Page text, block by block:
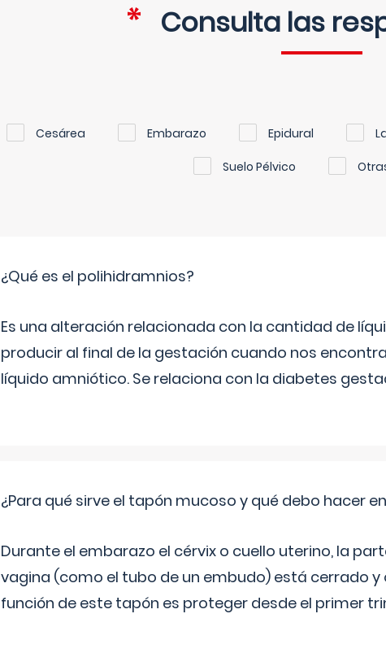
Consulta las
Cesárea Embarazo Epidural
Suelo Pélvico
¿Qué es el polihidramnios?
Es una alteración relacionada con la cantidad de
producir al final de la gestación cuando nos
líquido amniótico. Se relaciona con la diabetes
¿Para qué sirve el tapón mucoso y qué debo hacer
Durante el embarazo el cérvix o cuello uterino, la
vagina (como el tubo de un embudo) está cerrado
función de este tapón es proteger desde el primer